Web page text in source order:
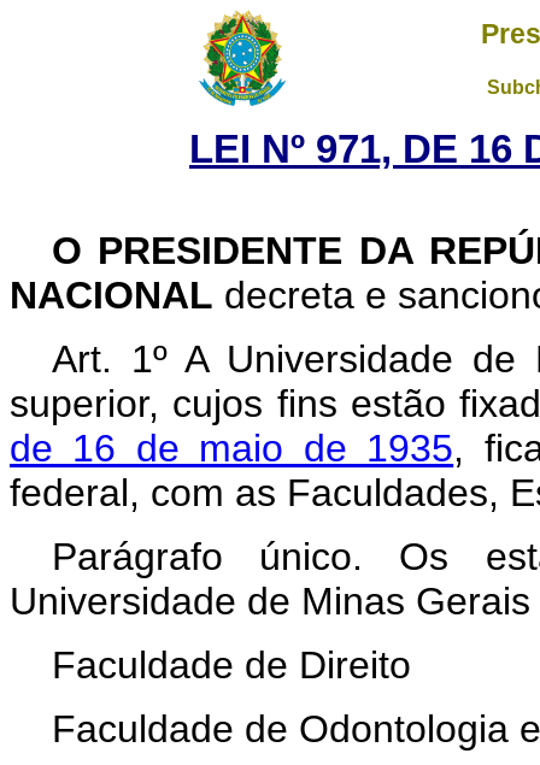
LEI Nº 971, DE 16
O PRESIDENTE DA
NACIONAL decreta e
Art. 1º A Universidade
superior, cujos fins estão
de 16 de maio de 1935,
federal, com as Faculdades,
Parágrafo único. Os
Universidade de Minas
Faculdade de Direito
Faculdade de Odontologia